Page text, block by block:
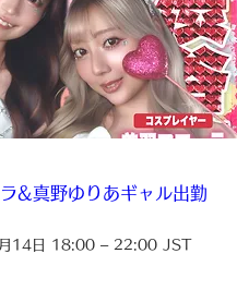
&真野ゆりあギャル出勤
14日 18:00 – 22:00 JST